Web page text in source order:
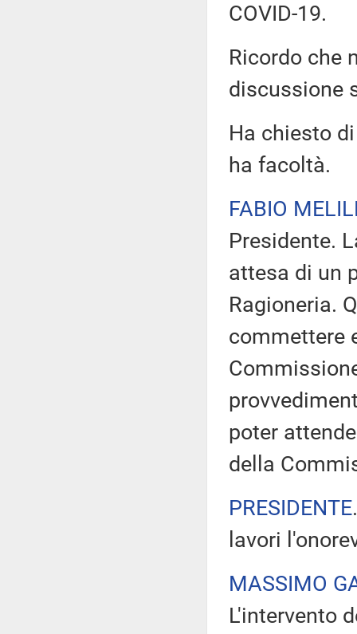
COVID-19.
Ricordo che
discussione
Ha chiesto
ha facoltà.
FABIO
Presidente.
attesa di un
Ragioneria.
commettere
poter
della
PRESIDENTE
lavori
MASSIMO
L'intervento